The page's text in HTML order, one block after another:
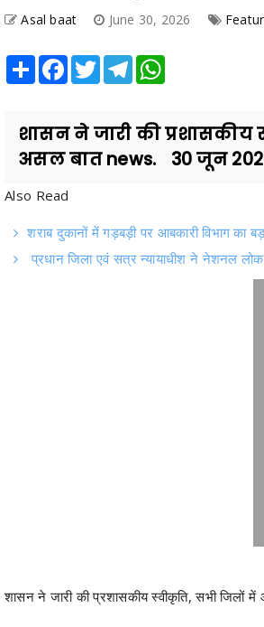
Asal baat June 30, 2026
Share Facebook
Twitter Telegram
शासन ने जारी की प्रशासकीय
असल बात news. 30 जून
Also Read
शराब दुकानों में गड़बड़ी पर आबकारी विभाग का
प्रधान जिला एवं सत्र न्यायाधीश ने नेशनल लोक
शासन ने जारी की प्रशासकीय स्वीकृति, सभी जिलों में